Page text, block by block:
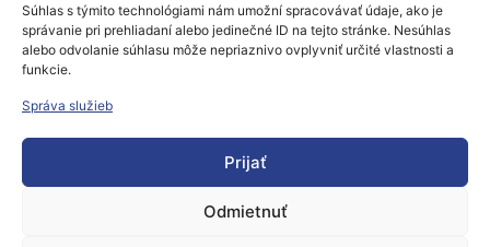
Súhlas s týmito technológiami nám umožní spracovávať údaje, ako je
správanie pri prehliadaní alebo jedinečné ID na tejto stránke. Nesúhlas
alebo odvolanie súhlasu môže nepriaznivo ovplyvniť určité vlastnosti a
funkcie.
Správa služieb
Prijať
Odmietnuť
Európsky výskumný priestor
Oblasti našej podpory
Odber noviniek